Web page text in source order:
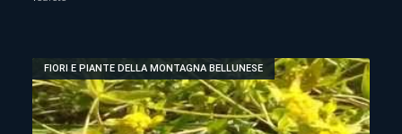
FIORI E PIANTE DELLA MONTAGNA BELLUNESE